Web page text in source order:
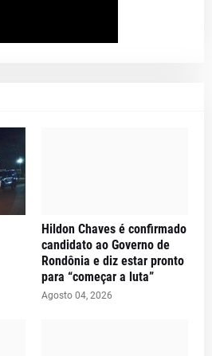
Hildon Chaves é confirmado
candidato ao Governo de
Rondônia e diz estar pronto
para “começar a luta”
Agosto 04, 2026